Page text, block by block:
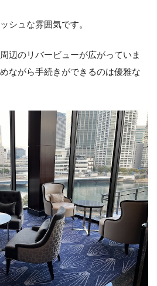
シュな雰囲気です。
辺のリバービューが広がっていま
ながら手続きができるのは優雅な